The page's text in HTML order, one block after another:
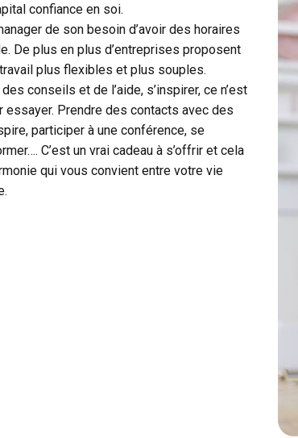
confiance en soi.
de son besoin d’avoir des horaires
De plus en plus d’entreprises proposent
plus flexibles et plus souples.
conseils et de l’aide, s’inspirer, ce n’est
essayer. Prendre des contacts avec des
participer à une conférence, se
C’est un vrai cadeau à s’offrir et cela
qui vous convient entre votre vie